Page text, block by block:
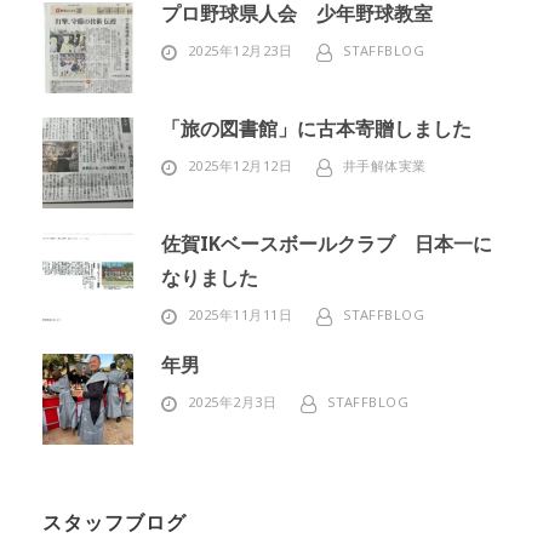
プロ野球県人会 少年野球教室
2025年12月23日 STAFFBLOG
「旅の図書館」に古本寄贈しました
2025年12月12日 井手解体実業
佐賀IKベースボールクラブ 日本一に
なりました
2025年11月11日 STAFFBLOG
年男
2025年2月3日 STAFFBLOG
スタッフブログ